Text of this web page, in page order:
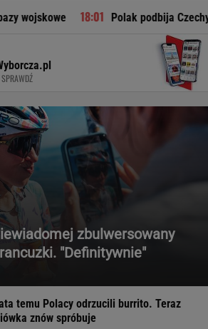
Polak podbija Czechy. Znowu
zbulwersowany
"Definitywnie"
temu Polacy odrzucili burrito. Teraz
znów spróbuje